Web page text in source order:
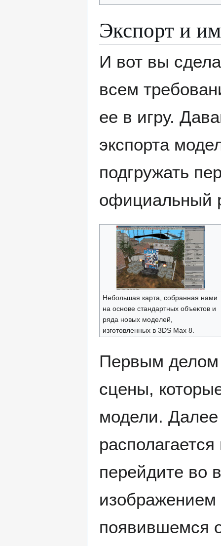
Экспорт и
И вот вы
всем
ее в игру.
экспорта
подгружать
официальный
Небольшая карта, собранная нами
на основе стандартных объектов и
ряда новых моделей,
изготовленных в 3DS Max 8.
Первым делом
сцены,
модели. Далее
перейдите во
появившемся